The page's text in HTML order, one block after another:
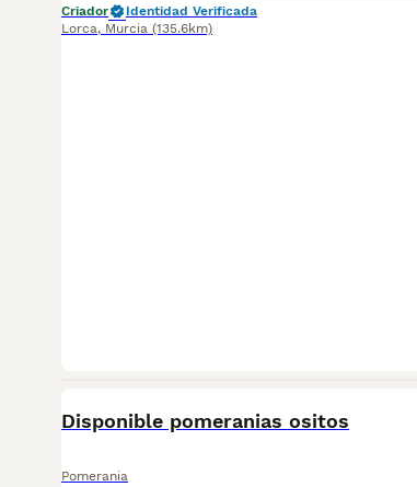
Criador
Identidad Verificada
Lorca, Murcia (135.6km)
Disponible pomeranias ositos
Pomerania